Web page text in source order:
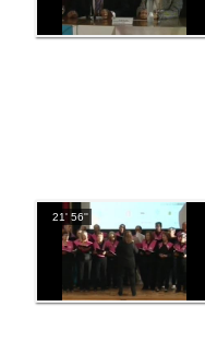
21' 56''